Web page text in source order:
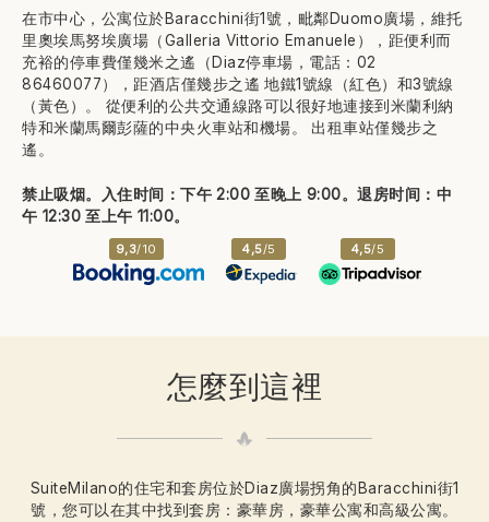
在市中心，公寓位於Baracchini街1號，毗鄰Duomo廣場，維托
里奧埃馬努埃廣場（Galleria Vittorio Emanuele），距便利而
充裕的停車費僅幾米之遙（Diaz停車場，電話：02
86460077），距酒店僅幾步之遙 地鐵1號線（紅色）和3號線
（黃色）。 從便利的公共交通線路可以很好地連接到米蘭利納
特和米蘭馬爾彭薩的中央火車站和機場。 出租車站僅幾步之
遙。
禁止吸烟。入住时间：下午 2:00 至晚上 9:00。退房时间：中
午 12:30 至上午 11:00。
9,3/10 4,5/5 4,5/5
怎麼到這裡
SuiteMilano的住宅和套房位於Diaz廣場拐角的Baracchini街1
號，您可以在其中找到套房：豪華房，豪華公寓和高級公寓。